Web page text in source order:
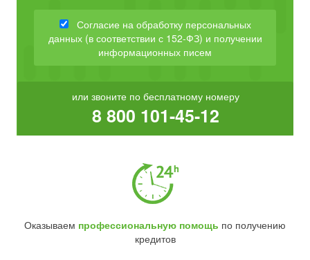
Согласие на обработку персональных
данных (в соответствии с 152-ФЗ) и получении
информационных писем
или звоните по бесплатному номеру
8 800 101-45-12
Оказываем профессиональную помощь по получению
кредитов